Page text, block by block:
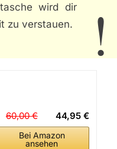
wird dir
zu verstauen.
44,95 €
60,00 €
Bei Amazon
ansehen